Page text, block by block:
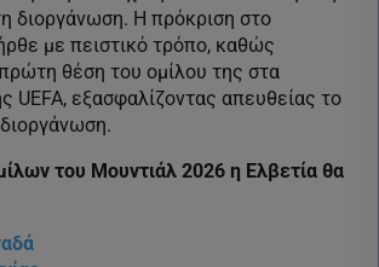
διοργάνωση. Η πρόκριση στο
με πειστικό τρόπο, καθώς
θέση του ομίλου της στα
UEFA, εξασφαλίζοντας απευθείας το
διοργάνωση.
του Μουντιάλ 2026 η Ελβετία θα